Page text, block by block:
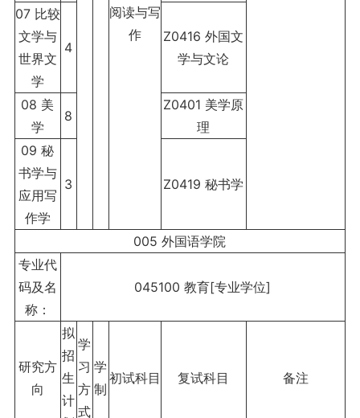
阅读与写
作
07 比较
文学与
世界文
学
4
Z0416 外国文
学与文论
08 美
学
8
Z0401 美学原
理
09 秘
书学与
应用写
作学
3 Z0419 秘书学
005 外国语学院
专业代
码及名
称：
045100 教育[专业学位]
研究方
向
拟
招
生
计
学
习
方
式
学
制
初试科目 复试科目 备注